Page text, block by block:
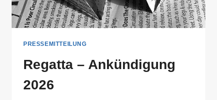
PRESSEMITTEILUNG
Regatta – Ankündigung
2026